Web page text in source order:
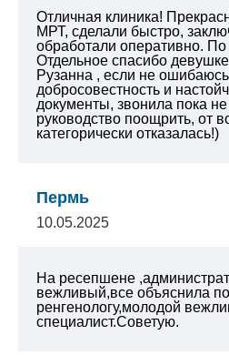
Отличная клиника!
МРТ, сделали быстро,
обработали оперативно. По
Отдельное спасибо
Рузанна , если не
добросовестность и
документы, звонила пока
руководство поощрить, от
категорически отказалась!)
Пермь
10.05.2025
На ресепшене
вежливый,все объяснила
ренгенологу,молодой
специалист.Советую.